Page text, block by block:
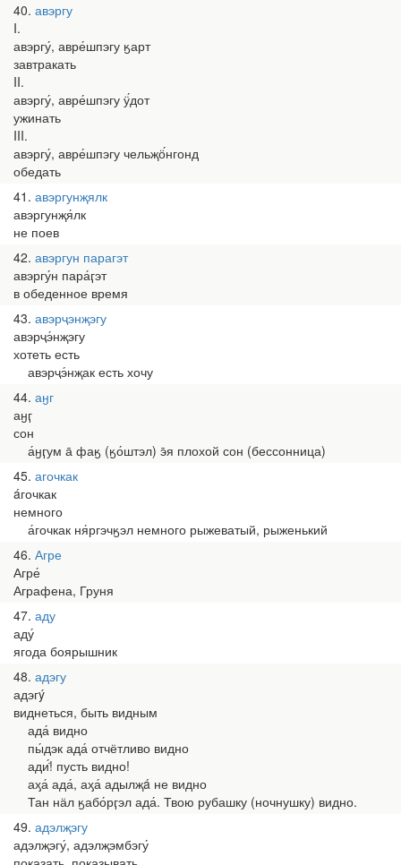
40 авэргу
I.
авэргу́, авре́шпэгу ӄарт
завтракать
II.
авэргу́, авре́шпэгу ӱ́дот
ужинать
III.
авэргу́, авре́шпэгу чельҗӧ́нгонд
обедать
41 авэргунҗялк
авэргунҗя́лк
не поев
42 авэргун парагэт
авэргу́н пара́ӷэт
в обеденное время
43 авэрҷэнҗэгу
авэрҷэ́нҗэгу
хотеть есть
авэрҷэ́нҗак есть хочу
44 аӈг
аӈӷ
сон
а́ӈӷум а̄ фаӄ (ӄо́штэл) э̄я плохой сон (бессонница)
45 агочкак
áгочкак
немного
а́гочкак ня́ргэчӄэл немного рыжеватый, рыженький
46 Агре
Агре́
Аграфена, Груня
47 аду
аду́
ягода боярышник
48 адэгу
адэгý
виднеться, быть видным
ада́ видно
пы́дэк ада́ отчётливо видно
ади̇́! пусть видно!
аӽа́ ада́, аӽа́ адылҗá не видно
Тан нӓл ӄабо́рӷэл ада́. Твою рубашку (ночнушку) видно.
49 адэлҗэгу
адэлҗэгу́, адэлҗэмбэгу́